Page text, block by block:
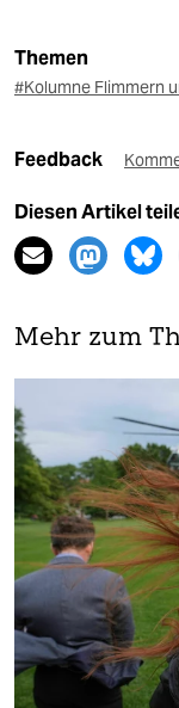
Themen
#Kolumne Flimmern
Feedback
Diesen Artikel
Mehr zum